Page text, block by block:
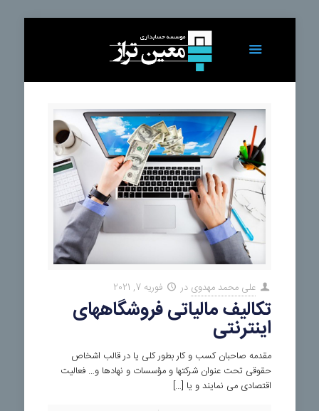
علی محمد مهدوی در فوریه 7, 2021
تکالیف مالیاتی فروشگاههای
اینترنتی
مقدمه صاحبان کسب و کار بطور کلی یا در قالب اشخاص
حقوقی تحت عنوان شرکتها و مؤسسات و نهادها و… فعالیت
اقتصادی می نمایند و یا […]